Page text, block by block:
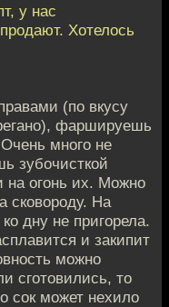
у нас
Хотелось
(по вкусу
фаршируешь
много не
зубочисткой
на огонь их. Можно
сковороду. На
дну не пригорела.
и закипит
можно
сготовились, то
сок может нехило